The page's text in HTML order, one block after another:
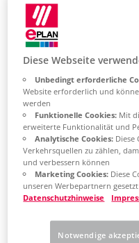
Chile
China
ZH
China Taiwan
EN
Colombia
ES
Croatia
HR
Czech Republic
CZ
Denmark
DK
Finland
FI
France
Diese Webseite
Unbedingt erforderliche
Website erforderlich und
werden
Funktionelle Cookies:Mit
erweiterte Funktionalität und
Analytische Cookies:Diese
Verkehrsquellen zu zählen,
und verbessern können
Marketing Cookies:Diese
unseren Werbepartnern
Datenschutzhinweise
Notwendige